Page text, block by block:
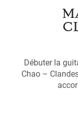
Débuter la
Chao –